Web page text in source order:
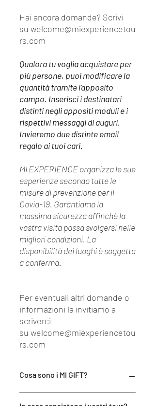
Hai ancora domande? Scrivi
su welcome@miexperiencetou
rs.com
Qualora tu voglia acquistare per
più persone, puoi modificare la
quantità tramite l'apposito
campo. Inserisci i destinatari
distinti negli appositi moduli e i
rispettivi messaggi di auguri.
Invieremo due distinte email
regalo ai tuoi cari.
MI EXPERIENCE organizza le sue
esperienze secondo tutte le
misure di prevenzione per il
Covid-19. Garantiamo la
massima sicurezza affinchè la
vostra visita possa svolgersi nelle
migliori condizioni. La
disponibilità dei luoghi è soggetta
a conferma.
Per eventuali altri domande o
informazioni la invitiamo a
scriverci
su welcome@miexperiencetou
rs.com
Cosa sono i MI GIFT?